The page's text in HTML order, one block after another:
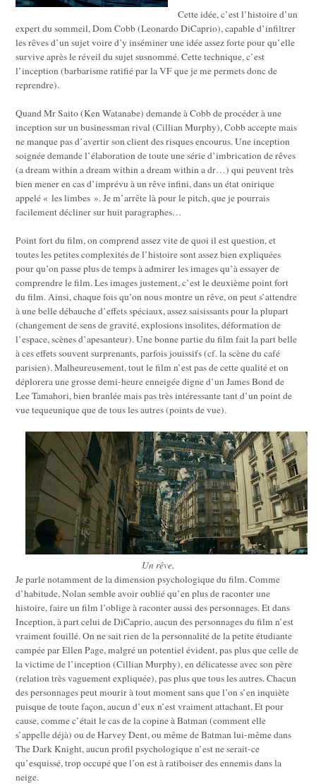
Cette idée, c’est l’histoire d’un
expert du sommeil, Dom Cobb (Leonardo DiCaprio), capable d’infiltrer
les rêves d’un sujet voire d’y inséminer une idée assez forte pour qu’elle
survive après le réveil du sujet susnommé. Cette technique, c’est
l’inception (barbarisme ratifié par la VF que je me permets donc de
reprendre).
Quand Mr Saito (Ken Watanabe) demande à Cobb de procéder à une
inception sur un businessman rival (Cillian Murphy), Cobb accepte mais
ne manque pas d’avertir son client des risques encourus. Une inception
soignée demande l’élaboration de toute une série d’imbrication de rêves
(a dream within a dream within a dream within a dr…) qui peuvent très
bien mener en cas d’imprévu à un rêve infini, dans un état onirique
appelé « les limbes ». Je m’arrête là pour le pitch, que je pourrais
facilement décliner sur huit paragraphes…
Point fort du film, on comprend assez vite de quoi il est question, et
toutes les petites complexités de l’histoire sont assez bien expliquées
pour qu’on passe plus de temps à admirer les images qu’à essayer de
comprendre le film. Les images justement, c’est le deuxième point fort
du film. Ainsi, chaque fois qu’on nous montre un rêve, on peut s’attendre
à une belle débauche d’effets spéciaux, assez saisissants pour la plupart
(changement de sens de gravité, explosions insolites, déformation de
l’espace, scènes d’apesanteur). Une bonne partie du film fait la part belle
à ces effets souvent surprenants, parfois jouissifs (cf. la scène du café
parisien). Malheureusement, tout le film n’est pas de cette qualité et on
déplorera une grosse demi-heure enneigée digne d’un James Bond de
Lee Tamahori, bien branlée mais pas très intéressante tant d’un point de
vue tequeunique que de tous les autres (points de vue).
Un rêve.
Je parle notamment de la dimension psychologique du film. Comme
d’habitude, Nolan semble avoir oublié qu’en plus de raconter une
histoire, faire un film l’oblige à raconter aussi des personnages. Et dans
Inception, à part celui de DiCaprio, aucun des personnages du film n’est
vraiment fouillé. On ne sait rien de la personnalité de la petite étudiante
campée par Ellen Page, malgré un potentiel évident, pas plus que celle de
la victime de l’inception (Cillian Murphy), en délicatesse avec son père
(relation très vaguement expliquée), pas plus que tous les autres. Chacun
des personnages peut mourir à tout moment sans que l’on s’en inquiète
puisque de toute façon, aucun d’eux n’est vraiment attachant. Et pour
cause, comme c’était le cas de la copine à Batman (comment elle
s’appelle déjà) ou de Harvey Dent, ou même de Batman lui-même dans
The Dark Knight, aucun profil psychologique n’est ne serait-ce
qu’esquissé, trop occupé que l’on est à ratiboiser des ennemis dans la
neige.